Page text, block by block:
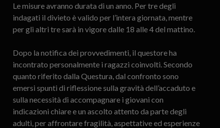
Le misure avranno durata di un anno. Per tre degli
indagati il divieto è valido per l’intera giornata, mentre
per gli altri tre sarà in vigore dalle 18 alle 4 del mattino.
Dopo la notifica dei provvedimenti, il questore ha
incontrato personalmente i ragazzi coinvolti. Secondo
quanto riferito dalla Questura, dal confronto sono
emersi spunti di riflessione sulla gravità dell’accaduto e
sulla necessità di accompagnare i giovani con
indicazioni chiare e un ascolto attento da parte degli
adulti, per affrontare fragilità, aspettative ed esperienze